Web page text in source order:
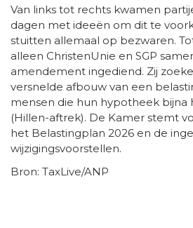
Van links tot rechts kwamen
dagen met ideeën om dit te
stuitten allemaal op bezwaren.
alleen ChristenUnie en SGP
amendement ingediend. Zij
versnelde afbouw van een
mensen die hun hypotheek bijna
(Hillen-aftrek). De Kamer stemt
het Belastingplan 2026 en de
wijzigingsvoorstellen.
Bron: TaxLive/ANP